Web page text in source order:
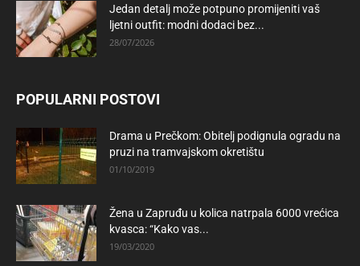
Jedan detalj može potpuno promijeniti vaš
ljetni outfit: modni dodaci bez...
28/07/2026
POPULARNI POSTOVI
Drama u Prečkom: Obitelj podignula ogradu na
pruzi na tramvajskom okretištu
01/10/2019
Žena u Zapruđu u kolica natrpala 6000 vrećica
kvasca: “Kako vas...
19/03/2020